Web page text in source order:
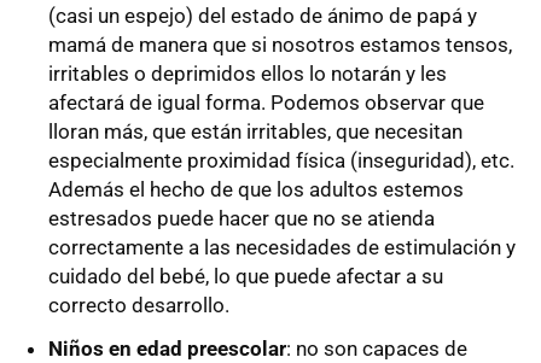
(casi un espejo) del estado de ánimo de papá y
mamá de manera que si nosotros estamos tensos,
irritables o deprimidos ellos lo notarán y les
afectará de igual forma. Podemos observar que
lloran más, que están irritables, que necesitan
especialmente proximidad física (inseguridad), etc.
Además el hecho de que los adultos estemos
estresados puede hacer que no se atienda
correctamente a las necesidades de estimulación y
cuidado del bebé, lo que puede afectar a su
correcto desarrollo.
Niños en edad preescolar: no son capaces de